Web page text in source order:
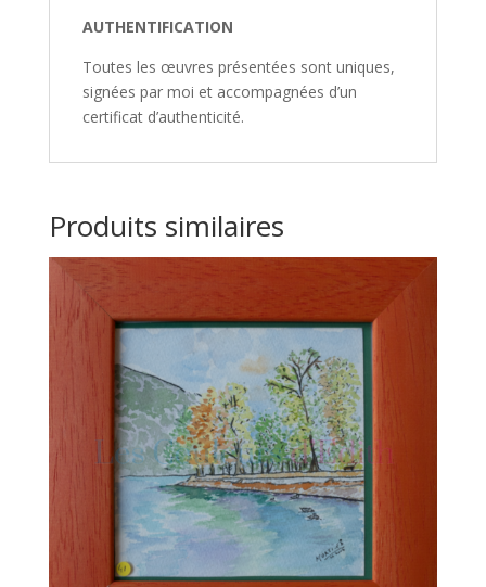
AUTHENTIFICATION
Toutes les œuvres présentées sont uniques,
signées par moi et accompagnées d’un
certificat d’authenticité.
Produits similaires